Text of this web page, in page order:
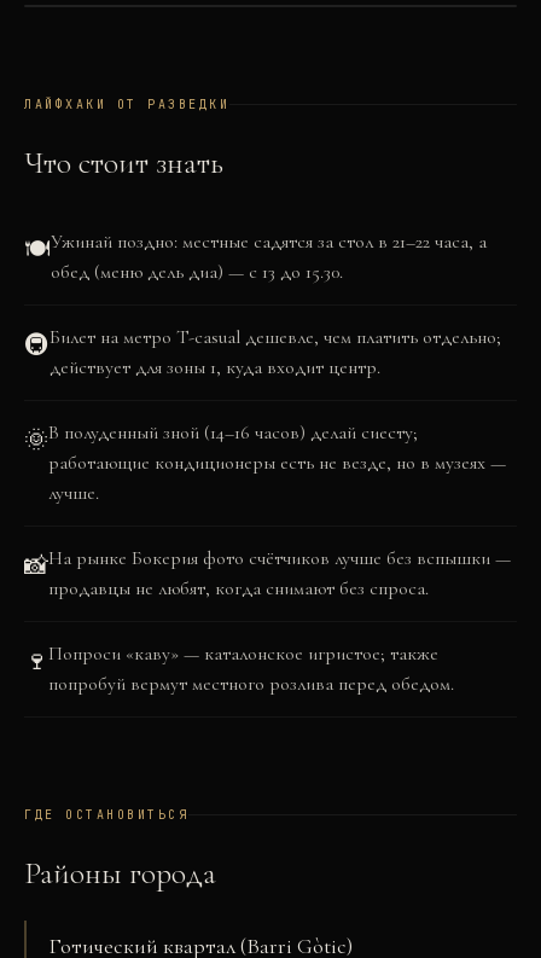
ЛАЙФХАКИ ОТ РАЗВЕДКИ
Что стоит знать
🍽️Ужинай поздно: местные садятся за стол в 21–22 часа, а
обед (меню дель диа) — с 13 до 15.30.
🚇Билет на метро T-casual дешевле, чем платить отдельно;
действует для зоны 1, куда входит центр.
🌞В полуденный зной (14–16 часов) делай сиесту;
работающие кондиционеры есть не везде, но в музеях —
лучше.
📸На рынке Бокерия фото счётчиков лучше без вспышки —
продавцы не любят, когда снимают без спроса.
🍷 Попроси «каву» — каталонское игристое; также
попробуй вермут местного розлива перед обедом.
ГДЕ ОСТАНОВИТЬСЯ
Районы города
Готический квартал (Barri Gòtic)